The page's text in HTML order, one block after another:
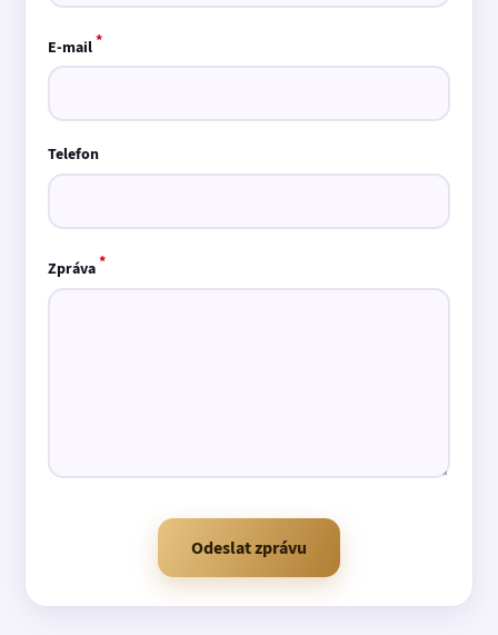
E-mail*
Telefon
Zpráva*
Odeslat zprávu